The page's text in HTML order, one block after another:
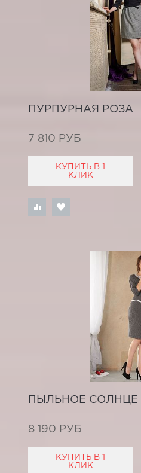
ПУРПУРНАЯ РОЗА
7 810 РУБ
КУПИТЬ В 1
КЛИК
ПЫЛЬНОЕ СОЛНЦЕ
8 190 РУБ
КУПИТЬ В 1
КЛИК